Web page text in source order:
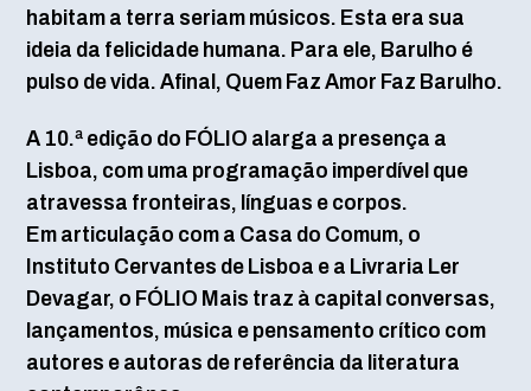
habitam a terra seriam músicos. Esta era sua
ideia da felicidade humana. Para ele, Barulho é
pulso de vida. Afinal, Quem Faz Amor Faz Barulho.
A 10.ª edição do FÓLIO alarga a presença a
Lisboa, com uma programação imperdível que
atravessa fronteiras, línguas e corpos.
Em articulação com a Casa do Comum, o
Instituto Cervantes de Lisboa e a Livraria Ler
Devagar, o FÓLIO Mais traz à capital conversas,
lançamentos, música e pensamento crítico com
autores e autoras de referência da literatura